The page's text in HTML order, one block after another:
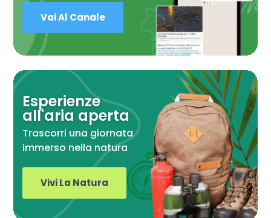
Vai Al Canale
Esperienze
all'aria aperta
Trascorri una giornata
immerso nella natura
Vivi La Natura